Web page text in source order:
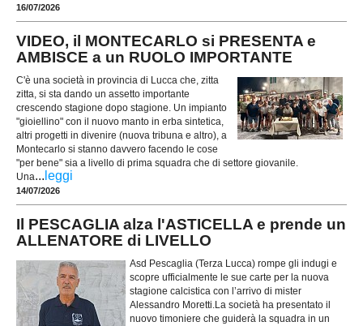
16/07/2026
VIDEO, il MONTECARLO si PRESENTA e
AMBISCE a un RUOLO IMPORTANTE
C'è una società in provincia di Lucca che, zitta
zitta, si sta dando un assetto importante
crescendo stagione dopo stagione. Un impianto
"gioiellino" con il nuovo manto in erba sintetica,
altri progetti in divenire (nuova tribuna e altro), a
Montecarlo si stanno davvero facendo le cose
"per bene" sia a livello di prima squadra che di settore giovanile.
Una... leggi
14/07/2026
Il PESCAGLIA alza l'ASTICELLA e prende un
ALLENATORE di LIVELLO
Asd Pescaglia (Terza Lucca) rompe gli indugi e
scopre ufficialmente le sue carte per la nuova
stagione calcistica con l’arrivo di mister
Alessandro Moretti.La società ha presentato il
nuovo timoniere che guiderà la squadra in un